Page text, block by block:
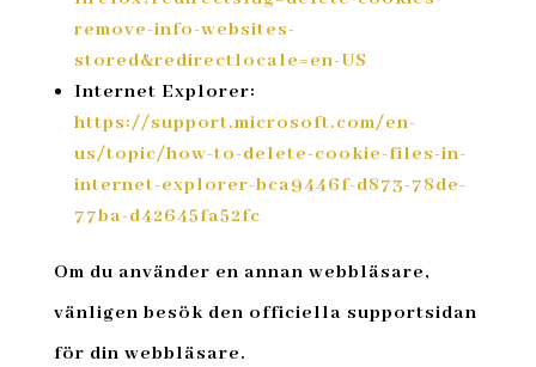
remove-info-websites-
stored&redirectlocale=en-US
Internet Explorer:
https://support.microsoft.com/en-
us/topic/how-to-delete-cookie-files-in-
internet-explorer-bca9446f-d873-78de-
77ba-d42645fa52fc
Om du använder en annan webbläsare,
vänligen besök den officiella supportsidan
för din webbläsare.